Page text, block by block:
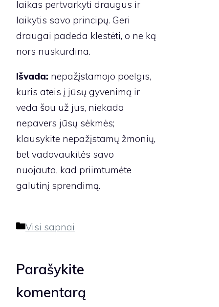
laikas pertvarkyti draugus ir
laikytis savo principų. Geri
draugai padeda klestėti, o ne ką
nors nuskurdina.
Išvada: nepažįstamojo poelgis,
kuris ateis į jūsų gyvenimą ir
veda šou už jus, niekada
nepavers jūsų sėkmės;
klausykite nepažįstamų žmonių,
bet vadovaukitės savo
nuojauta, kad priimtumėte
galutinį sprendimą.
Kategorijos
Visi sapnai
Parašykite
komentarą